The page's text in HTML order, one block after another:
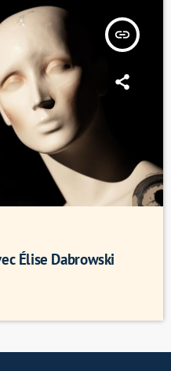
insert_link
Élise Dabrowski